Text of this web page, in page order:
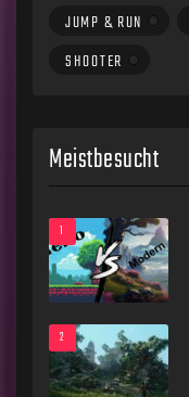
JUMP & RUN
SHOOTER
Meistbesucht